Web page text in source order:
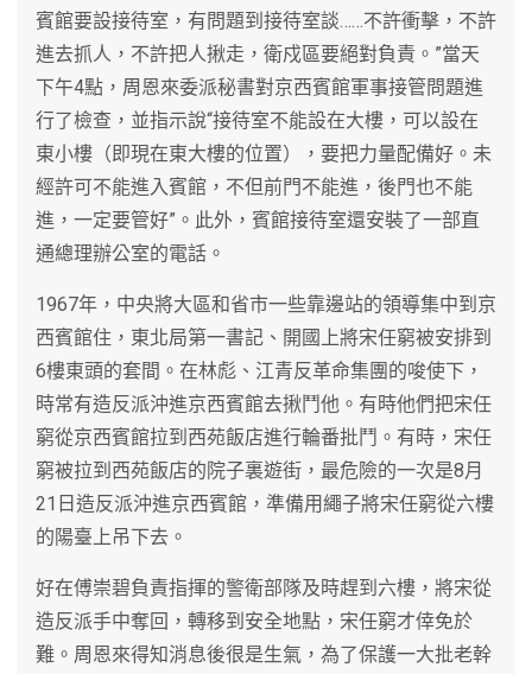
賓館要設接待室，有問題到接待室談……不許衝擊，不許
進去抓人，不許把人揪走，衛戍區要絕對負責。”當天
下午4點，周恩來委派秘書對京西賓館軍事接管問題進
行了檢查，並指示說“接待室不能設在大樓，可以設在
東小樓（即現在東大樓的位置），要把力量配備好。未
經許可不能進入賓館，不但前門不能進，後門也不能
進，一定要管好”。此外，賓館接待室還安裝了一部直
通總理辦公室的電話。
1967年，中央將大區和省市一些靠邊站的領導集中到京
西賓館住，東北局第一書記、開國上將宋任窮被安排到
6樓東頭的套間。在林彪、江青反革命集團的唆使下，
時常有造反派沖進京西賓館去揪鬥他。有時他們把宋任
窮從京西賓館拉到西苑飯店進行輪番批鬥。有時，宋任
窮被拉到西苑飯店的院子裏遊街，最危險的一次是8月
21日造反派沖進京西賓館，準備用繩子將宋任窮從六樓
的陽臺上吊下去。
好在傅崇碧負責指揮的警衛部隊及時趕到六樓，將宋從
造反派手中奪回，轉移到安全地點，宋任窮才倖免於
難。周恩來得知消息後很是生氣，為了保護一大批老幹